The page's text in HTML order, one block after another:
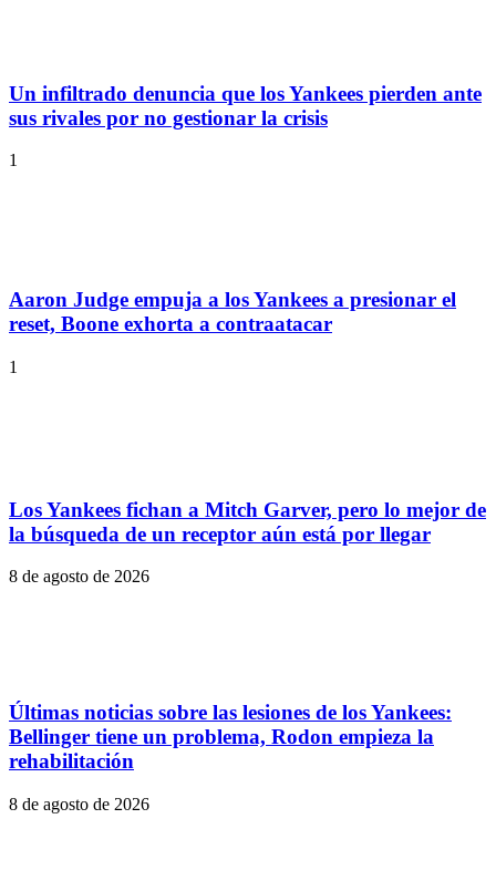
Un infiltrado denuncia que los Yankees pierden ante
sus rivales por no gestionar la crisis
1
Aaron Judge empuja a los Yankees a presionar el
reset, Boone exhorta a contraatacar
1
Los Yankees fichan a Mitch Garver, pero lo mejor de
la búsqueda de un receptor aún está por llegar
8 de agosto de 2026
Últimas noticias sobre las lesiones de los Yankees:
Bellinger tiene un problema, Rodon empieza la
rehabilitación
8 de agosto de 2026